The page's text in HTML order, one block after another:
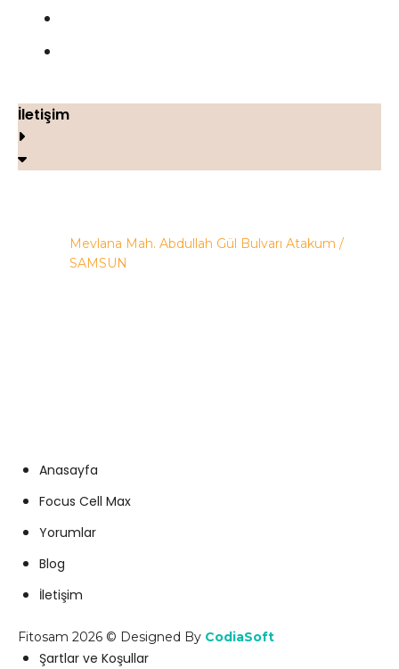
İletişim
Mevlana Mah. Abdullah Gül Bulvarı Atakum /
SAMSUN
Anasayfa
Focus Cell Max
Yorumlar
Blog
İletişim
Fitosam 2026 © Designed By CodiaSoft
Şartlar ve Koşullar